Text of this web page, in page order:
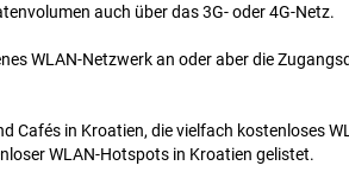
auch über das 3G- oder 4G-Netz.
WLAN-Netzwerk an oder aber die
Cafés in Kroatien, die vielfach kostenloses
WLAN-Hotspots in Kroatien gelistet.